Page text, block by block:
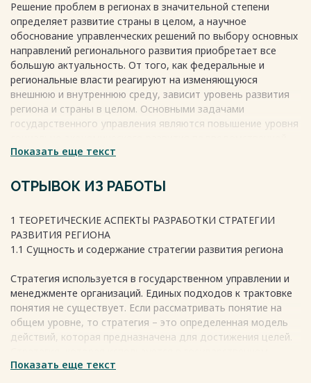
Заключение 33
Список использованных источников 35
Весь текст будет доступенпосле покупки
Решение проблем в регионах в значительной степени
определяет развитие страны в целом, а научное
обоснование управленческих решений по выбору основных
направлений регионального развития приобретает все
большую актуальность. От того, как федеральные и
региональные власти реагируют на изменяющуюся
внешнюю и внутреннюю среду, зависит уровень развития
региона и страны в целом. Основными задачами
государственного управления являются повышение уровня
территории, сглаживание дифференциации регионов по
показателям, обеспечение привлекательного
современном этапе социально-экономического развития
региональное стратегическое планирование представляет
собой важнейший вектор деятельности региональных
обеспечения достижения социально-экономического
развития регионов на качественно новом, более высоком
уровне, соответствующем современным вызовам,
условиям.
Цель работы – исследовать формирование стратегии
Для достижения цели в работе необходимо решить
Показать еще текст
ОТРЫВОК ИЗ РАБОТЫ
1 ТЕОРЕТИЧЕСКИЕ АСПЕКТЫ РАЗРАБОТКИ СТРАТЕГИИ
РАЗВИТИЯ РЕГИОНА
1.1 Сущность и содержание стратегии развития региона
Стратегия используется в государственном управлении и
менеджменте организаций. Единых подходов к трактовке
понятия не существует. Если рассматривать понятие на
общем уровне, то стратегия – это определенная модель
действий, которая предназначена для достижения целей.
управлении имеет свои идентификационные данные и
Показать еще текст